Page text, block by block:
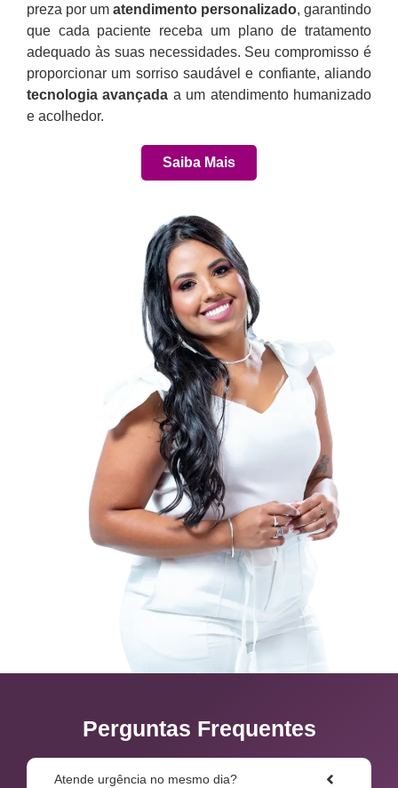
preza por um atendimento personalizado, garantindo
que cada paciente receba um plano de tratamento
adequado às suas necessidades. Seu compromisso é
proporcionar um sorriso saudável e confiante, aliando
tecnologia avançada a um atendimento humanizado
e acolhedor.
Saiba Mais
Perguntas Frequentes
Atende urgência no mesmo dia?